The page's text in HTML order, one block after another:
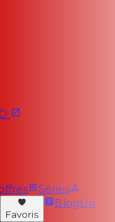
Séries
Favoris
BlogUn